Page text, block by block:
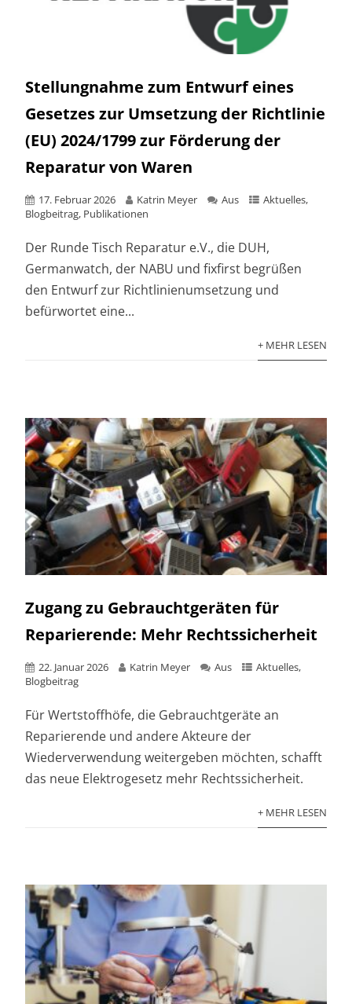
Stellungnahme zum Entwurf eines
Gesetzes zur Umsetzung der Richtlinie
(EU) 2024/1799 zur Förderung der
Reparatur von Waren
17. Februar 2026 Katrin Meyer Aus Aktuelles,
Blogbeitrag, Publikationen
Der Runde Tisch Reparatur e.V., die DUH,
Germanwatch, der NABU und fixfirst begrüßen
den Entwurf zur Richtlinienumsetzung und
befürwortet eine...
+ MEHR LESEN
Zugang zu Gebrauchtgeräten für
Reparierende: Mehr Rechtssicherheit
22. Januar 2026 Katrin Meyer Aus Aktuelles,
Blogbeitrag
Für Wertstoffhöfe, die Gebrauchtgeräte an
Reparierende und andere Akteure der
Wiederverwendung weitergeben möchten, schafft
das neue Elektrogesetz mehr Rechtssicherheit.
+ MEHR LESEN